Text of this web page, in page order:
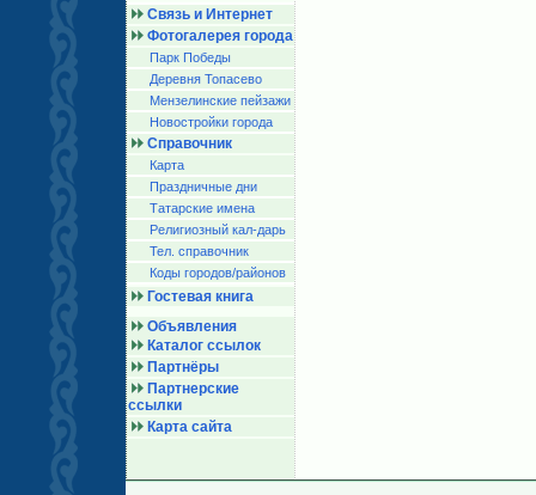
Связь и Интернет
Фотогалерея города
Парк Победы
Деревня Топасево
Мензелинские пейзажи
Новостройки города
Справочник
Карта
Праздничные дни
Татарские имена
Религиозный кал-дарь
Тел. справочник
Коды городов/райoнов
Гостевая книга
Объявления
Каталог ссылок
Партнёры
Партнерские
ссылки
Карта сайта